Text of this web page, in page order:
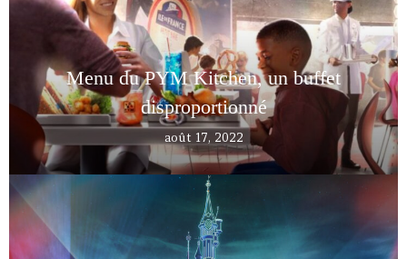
Menu du PYM Kitchen, un buffet
disproportionné
août 17, 2022